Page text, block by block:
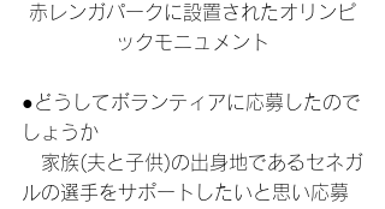
赤レンガパークに設置されたオリンピ
ックモニュメント
●どうしてボランティアに応募したので
しょうか
家族(夫と子供)の出身地であるセネガ
ルの選手をサポートしたいと思い応募